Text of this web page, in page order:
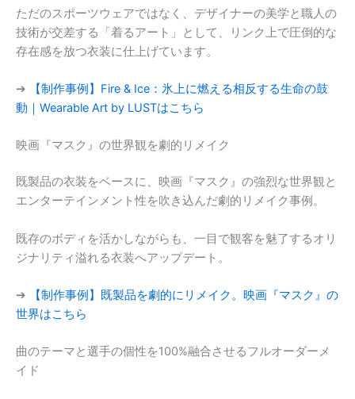
ただのスポーツウェアではなく、デザイナーの美学と職人の
技術が交差する「着るアート」として、リンク上で圧倒的な
存在感を放つ衣装に仕上げています。
➔
【制作事例】Fire & Ice：氷上に燃える相反する生命の鼓
動｜Wearable Art by LUSTはこちら
映画『マスク』の世界観を劇的リメイク
既製品の衣装をベースに、映画『マスク』の強烈な世界観と
エンターテインメント性を吹き込んだ劇的リメイク事例。
既存のボディを活かしながらも、一目で観客を魅了するオリ
ジナリティ溢れる衣装へアップデート。
➔
【制作事例】既製品を劇的にリメイク。映画『マスク』の
世界はこちら
曲のテーマと選手の個性を100%融合させるフルオーダーメ
イド